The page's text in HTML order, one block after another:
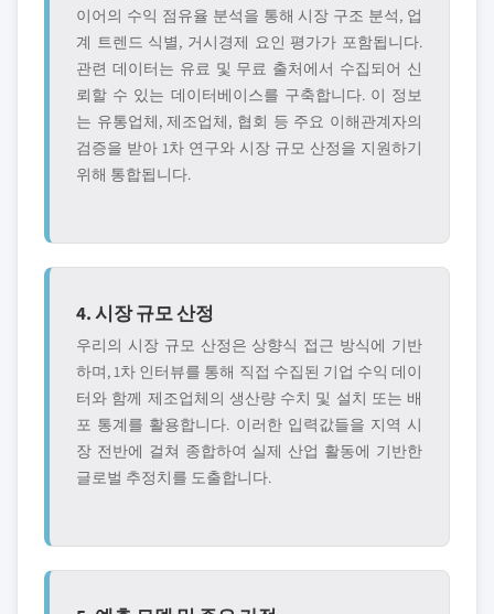
이어의 수익 점유율 분석을 통해 시장 구조 분석, 업
계 트렌드 식별, 거시경제 요인 평가가 포함됩니다.
관련 데이터는 유료 및 무료 출처에서 수집되어 신
뢰할 수 있는 데이터베이스를 구축합니다. 이 정보
는 유통업체, 제조업체, 협회 등 주요 이해관계자의
검증을 받아 1차 연구와 시장 규모 산정을 지원하기
위해 통합됩니다.
4. 시장 규모 산정
우리의 시장 규모 산정은 상향식 접근 방식에 기반
하며, 1차 인터뷰를 통해 직접 수집된 기업 수익 데이
터와 함께 제조업체의 생산량 수치 및 설치 또는 배
포 통계를 활용합니다. 이러한 입력값들을 지역 시
장 전반에 걸쳐 종합하여 실제 산업 활동에 기반한
글로벌 추정치를 도출합니다.